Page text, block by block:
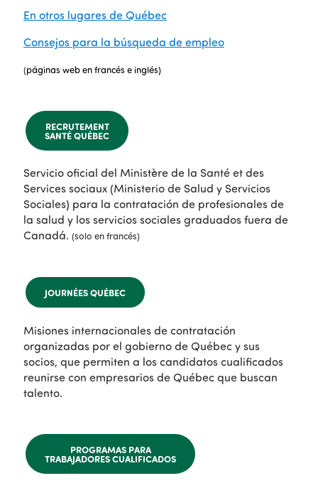
En otros lugares de Québec
Consejos para la búsqueda de empleo
(páginas web en francés e inglés)
RECRUTEMENT
SANTÉ QUÉBEC
Servicio oficial del Ministère de la Santé et des
Services sociaux (Ministerio de Salud y Servicios
Sociales) para la contratación de profesionales de
la salud y los servicios sociales graduados fuera de
Canadá. (solo en francés)
JOURNÉES QUÉBEC
Misiones internacionales de contratación
organizadas por el gobierno de Québec y sus
socios, que permiten a los candidatos cualificados
reunirse con empresarios de Québec que buscan
talento.
PROGRAMAS PARA
TRABAJADORES CUALIFICADOS